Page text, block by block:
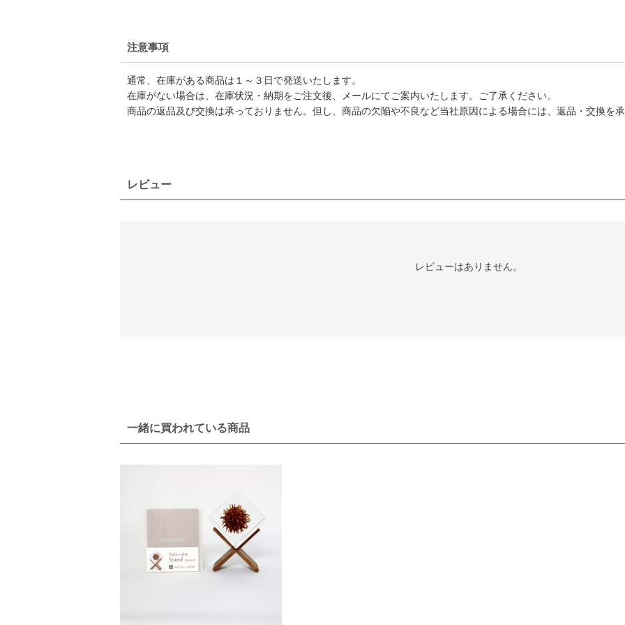
注意事項
通常、在庫がある商品は１～３日で発送いたします。
在庫がない場合は、在庫状況・納期をご注文後、メールにてご案内いたします。ご了承ください。
商品の返品及び交換は承っておりません。但し、商品の欠陥や不良など当社原因による場合には、返品・交換を
レビュー
レビューはありません。
一緒に買われている商品